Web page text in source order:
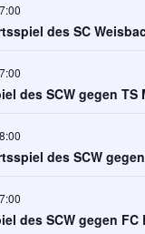
des SC
des SCW gegen TS
des SCW
des SCW gegen FC